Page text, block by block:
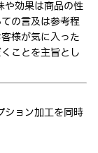
や効果は商品の性
の言及は参考程
様が気に入った
ことを主旨とし
ション加工を同時